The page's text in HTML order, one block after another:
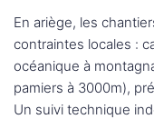
En ariège, les
contraintes locales :
océanique à
pamiers à 3000m),
Un suivi technique